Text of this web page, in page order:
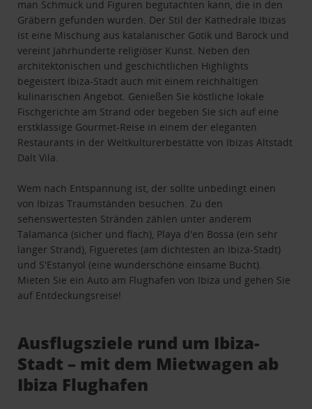
man Schmuck und Figuren begutachten kann, die in den
Gräbern gefunden wurden. Der Stil der Kathedrale Ibizas
ist eine Mischung aus katalanischer Gotik und Barock und
vereint Jahrhunderte religiöser Kunst. Neben den
architektonischen und geschichtlichen Highlights
begeistert Ibiza-Stadt auch mit einem reichhaltigen
kulinarischen Angebot. Genießen Sie köstliche lokale
Fischgerichte am Strand oder begeben Sie sich auf eine
erstklassige Gourmet-Reise in einem der eleganten
Restaurants in der Weltkulturerbestätte von Ibizas Altstadt
Dalt Vila.
Wem nach Entspannung ist, der sollte unbedingt einen
von Ibizas Traumständen besuchen. Zu den
sehenswertesten Stränden zählen unter anderem
Talamanca (sicher und flach), Playa d'en Bossa (ein sehr
langer Strand), Figueretes (am dichtesten an Ibiza-Stadt)
und S'Estanyol (eine wunderschöne einsame Bucht).
Mieten Sie ein Auto am Flughafen von Ibiza und gehen Sie
auf Entdeckungsreise!
Ausflugsziele rund um Ibiza-
Stadt – mit dem Mietwagen ab
Ibiza Flughafen